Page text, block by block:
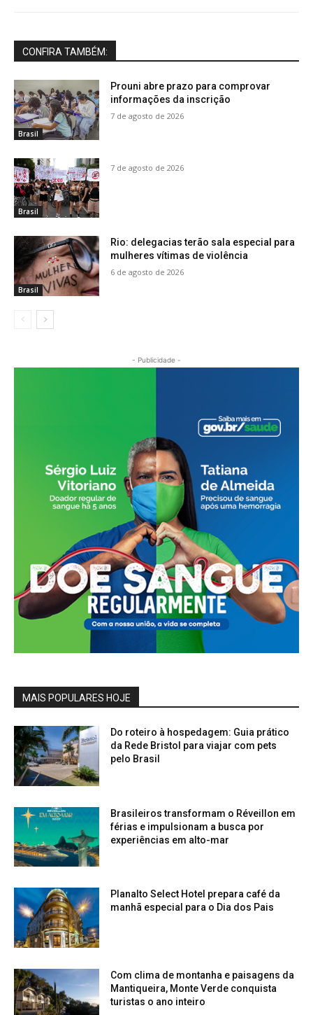
CONFIRA TAMBÉM:
Brasil
Prouni abre prazo para comprovar
informações da inscrição
7 de agosto de 2026
Brasil
7 de agosto de 2026
Brasil
Rio: delegacias terão sala especial para
mulheres vítimas de violência
6 de agosto de 2026
- Publicidade -
MAIS POPULARES HOJE
Do roteiro à hospedagem: Guia prático
da Rede Bristol para viajar com pets
pelo Brasil
Brasileiros transformam o Réveillon em
férias e impulsionam a busca por
experiências em alto-mar
Planalto Select Hotel prepara café da
manhã especial para o Dia dos Pais
Com clima de montanha e paisagens da
Mantiqueira, Monte Verde conquista
turistas o ano inteiro